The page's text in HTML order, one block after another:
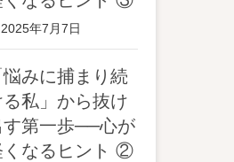
2025年7月7日
悩みに捕まり続
る私」から抜け
す第一歩──心が
くなるヒント ②